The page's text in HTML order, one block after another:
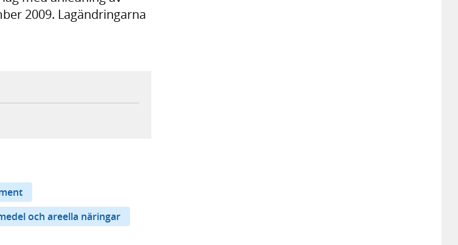
2009. Lagändringarna
och areella näringar